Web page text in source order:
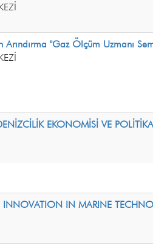
"Gaz Ölçüm Uzmanı
EKONOMİSİ VE
IN MARINE